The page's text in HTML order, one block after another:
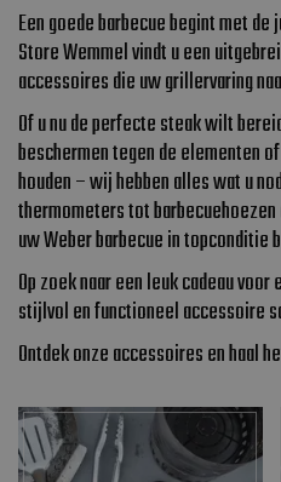
Een goede barbecue begint met
Store Wemmel vindt u een
accessoires die uw grillervaring
Of u nu de perfecte steak wilt
beschermen tegen de elementen
houden – wij hebben alles wat u
thermometers tot
uw Weber barbecue in topconditie
Op zoek naar een leuk cadeau
stijlvol en functioneel accessoire
Ontdek onze accessoires en haal